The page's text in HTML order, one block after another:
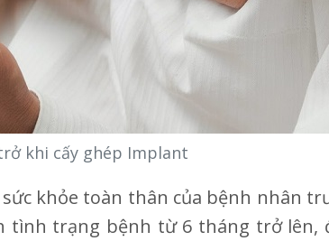
khi cấy ghép Implant
khỏe toàn thân của bệnh nhân
tình trạng bệnh từ 6 tháng trở lên,